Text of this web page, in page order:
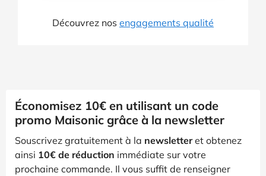
Découvrez nos engagements qualité
Économisez 10€ en utilisant un code
promo Maisonic grâce à la newsletter
Souscrivez gratuitement à la newsletteret obtenez
ainsi 10€ de réduction immédiate sur votre
prochaine commande. Il vous suffit de renseigner